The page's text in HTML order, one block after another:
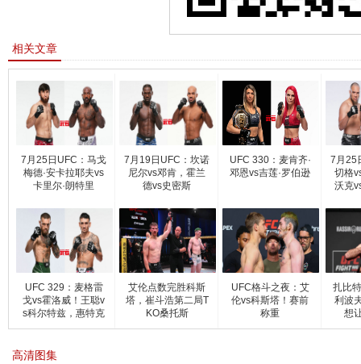
相关文章
7月25日UFC：马戈
梅德·安卡拉耶夫vs
卡里尔·朗特里
7月19日UFC：坎诺
尼尔vs邓肯，霍兰
德vs史密斯
UFC 330：麦肯齐·
邓恩vs吉莲·罗伯逊
7月25
切格
沃克
UFC 329：麦格雷
戈vs霍洛威！王聪v
s科尔特兹，惠特克
vs克
艾伦点数完胜科斯
塔，崔斗浩第二局T
KO桑托斯
UFC格斗之夜：艾
伦vs科斯塔！赛前
称重
扎比
利波
想
高清图集